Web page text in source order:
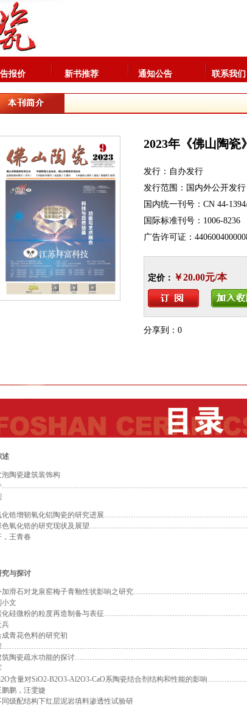
报价 新书推荐 通知公告 联系我们
2023年《佛山陶瓷
发行：自办发行
发行范围：国内外公开发行
国内统一刊号：CN 44-
国际标准刊号：1006-8236
广告许可证：
定价： ￥20.00元/本
分享到： 0
述
泡陶瓷建筑装饰构
化锆增韧氧化铝陶瓷的研究进展
色氧化锆的研究现状及展望
，王青春
究与探讨
加滑石对龙泉窑梅子青釉性状影响之研究
小文
化硅微粉的粒度再造制备与表征
兵
成青花色料的研究初
筑陶瓷疏水功能的探讨
含量对SiO2-B2O3-Al2O3-CaO系陶瓷结合剂结构和性能
鹏鹏，汪雯婕
同级配结构下红层泥岩填料渗透性试验研